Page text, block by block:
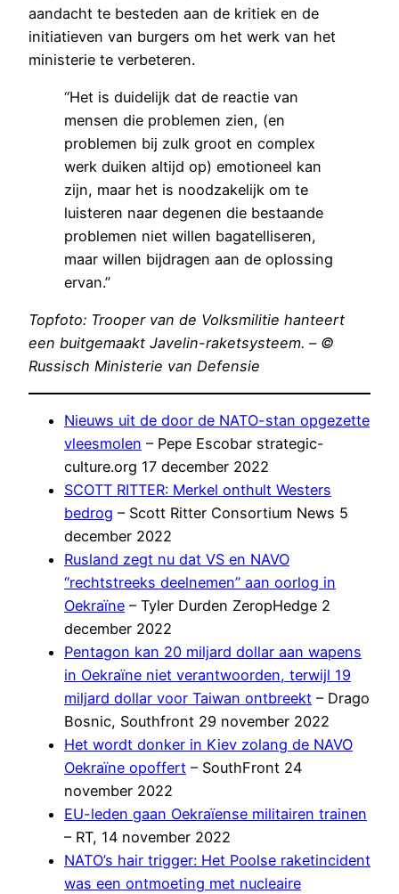
aandacht te besteden aan de kritiek en de
initiatieven van burgers om het werk van het
ministerie te verbeteren.
“Het is duidelijk dat de reactie van
mensen die problemen zien, (en
problemen bij zulk groot en complex
werk duiken altijd op) emotioneel kan
zijn, maar het is noodzakelijk om te
luisteren naar degenen die bestaande
problemen niet willen bagatelliseren,
maar willen bijdragen aan de oplossing
ervan.”
Topfoto: Trooper van de Volksmilitie hanteert
een buitgemaakt Javelin-raketsysteem. – ©
Russisch Ministerie van Defensie
Nieuws uit de door de NATO-stan opgezette
vleesmolen – Pepe Escobar strategic-
culture.org 17 december 2022
SCOTT RITTER: Merkel onthult Westers
bedrog – Scott Ritter Consortium News 5
december 2022
Rusland zegt nu dat VS en NAVO
“rechtstreeks deelnemen” aan oorlog in
Oekraïne – Tyler Durden ZeropHedge 2
december 2022
Pentagon kan 20 miljard dollar aan wapens
in Oekraïne niet verantwoorden, terwijl 19
miljard dollar voor Taiwan ontbreekt – Drago
Bosnic, Southfront 29 november 2022
Het wordt donker in Kiev zolang de NAVO
Oekraïne opoffert – SouthFront 24
november 2022
EU-leden gaan Oekraïense militairen trainen
– RT, 14 november 2022
NATO’s hair trigger: Het Poolse raketincident
was een ontmoeting met nucleaire